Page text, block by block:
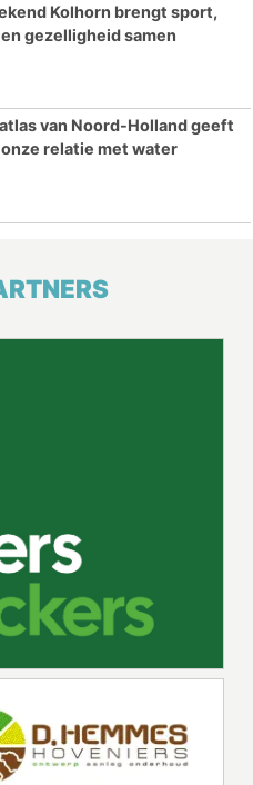
Kolhorn brengt sport,
gezelligheid samen
van Noord-Holland geeft
relatie met water